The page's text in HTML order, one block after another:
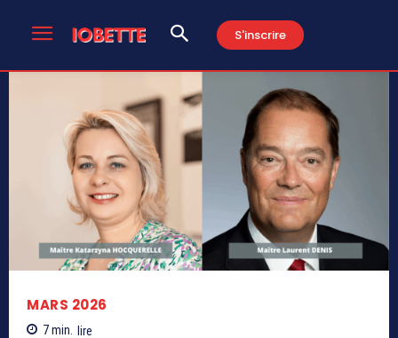
S'inscrire
MARS 2026
7min. lire